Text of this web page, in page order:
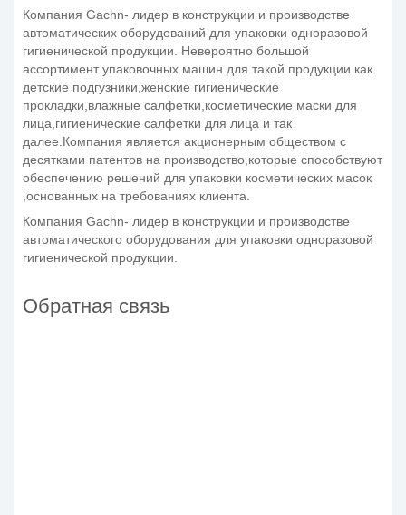
Компания Gachn- лидер в конструкции и производстве
автоматических оборудований для упаковки одноразовой
гигиенической продукции. Невероятно большой
ассортимент упаковочных машин для такой продукции как
детские подгузники,женские гигиенические
прокладки,влажные салфетки,косметические маски для
лица,гигиенические салфетки для лица и так
далее.Компания является акционерным обществом с
десятками патентов на производство,которые способствуют
обеспечению решений для упаковки косметических масок
,основанных на требованиях клиента.
Компания Gachn- лидер в конструкции и производстве
автоматического оборудования для упаковки одноразовой
гигиенической продукции.
Обратная связь